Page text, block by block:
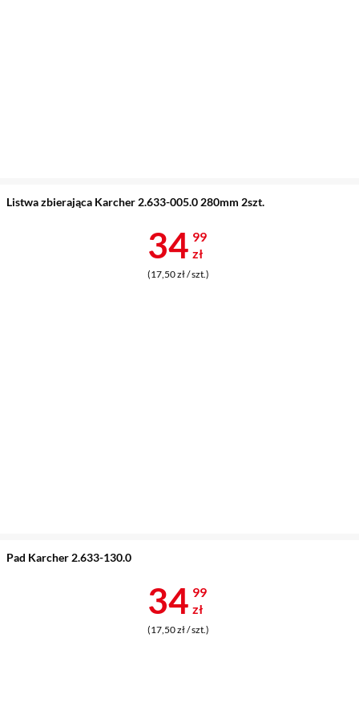
Listwa zbierająca Karcher 2.633-005.0 280mm 2szt.
Cena 34,99
34 99
zł
(17,50 zł / szt.)
Pad Karcher 2.633-130.0
Cena 34,99
34 99
zł
(17,50 zł / szt.)